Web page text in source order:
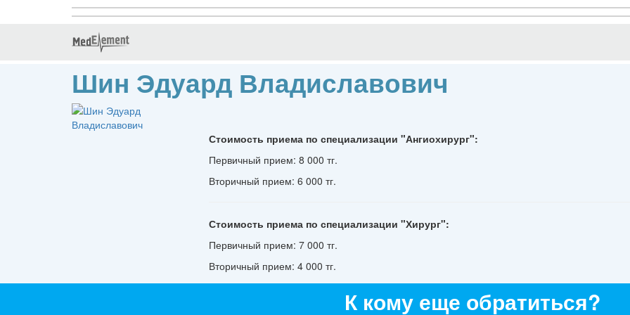
Шин Эдуард Владиславович
Стоимость приема по специализации "Ангиохирург":
Первичный прием: 8 000 тг.
Вторичный прием: 6 000 тг.
Стоимость приема по специализации "Хирург":
Первичный прием: 7 000 тг.
Вторичный прием: 4 000 тг.
К кому еще обратиться?